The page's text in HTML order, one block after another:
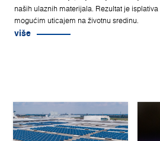
naših ulaznih materijala. Rezultat je
mogućim uticajem na životnu sredinu.
više